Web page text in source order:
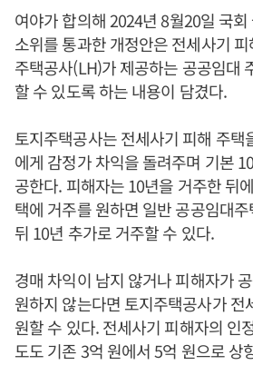
여야가 합의해 2024년 8월20일 국
소위를 통과한 개정안은 전세사기
주택공사(LH)가 제공하는 공공임대
할 수 있도록 하는 내용이 담겼다.
토지주택공사는 전세사기 피해 주택
에게 감정가 차익을 돌려주며 기본
공한다. 피해자는 10년을 거주한 뒤
택에 거주를 원하면 일반 공공임대
뒤 10년 추가로 거주할 수 있다.
경매 차익이 남지 않거나 피해자가
원하지 않는다면 토지주택공사가 전
원할 수 있다. 전세사기 피해자의 인
도도 기존 3억 원에서 5억 원으로 상